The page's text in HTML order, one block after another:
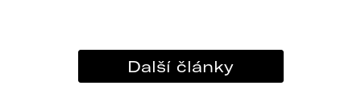
Další články